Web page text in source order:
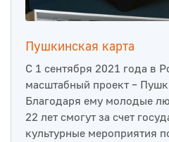
Пушкинская карта
С 1 сентября 2021 года в
масштабный проект –
Благодаря ему молодые
22 лет смогут за счет
культурные мероприятия